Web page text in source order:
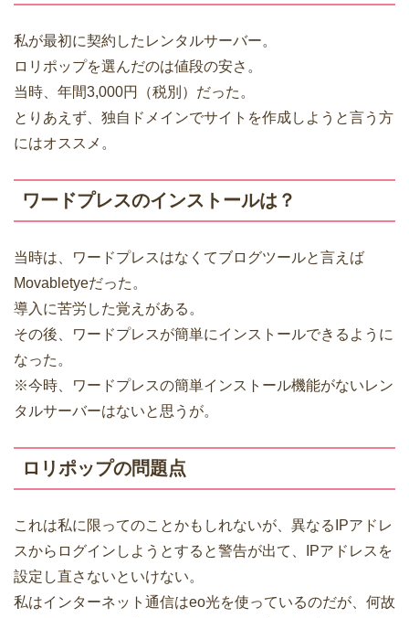
私が最初に契約したレンタルサーバー。
ロリポップを選んだのは値段の安さ。
当時、年間3,000円（税別）だった。
とりあえず、独自ドメインでサイトを作成しようと言う方
にはオススメ。
ワードプレスのインストールは？
当時は、ワードプレスはなくてブログツールと言えば
Movabletyeだった。
導入に苦労した覚えがある。
その後、ワードプレスが簡単にインストールできるように
なった。
※今時、ワードプレスの簡単インストール機能がないレン
タルサーバーはないと思うが。
ロリポップの問題点
これは私に限ってのことかもしれないが、異なるIPアドレ
スからログインしようとすると警告が出て、IPアドレスを
設定し直さないといけない。
私はインターネット通信はeo光を使っているのだが、何故